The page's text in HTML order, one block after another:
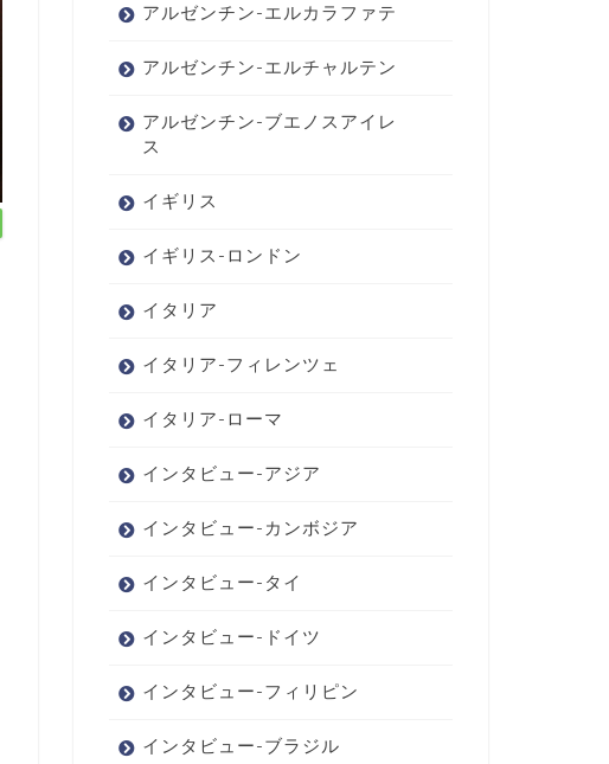
アルゼンチン-エルカラファテ
アルゼンチン-エルチャルテン
アルゼンチン-ブエノスアイレ
ス
イギリス
イギリス-ロンドン
イタリア
イタリア-フィレンツェ
イタリア-ローマ
インタビュー-アジア
インタビュー-カンボジア
インタビュー-タイ
インタビュー-ドイツ
インタビュー-フィリピン
インタビュー-ブラジル